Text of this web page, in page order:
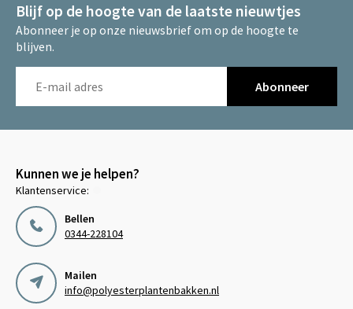
Blijf op de hoogte van de laatste nieuwtjes
Abonneer je op onze nieuwsbrief om op de hoogte te
blijven.
Abonneer
Kunnen we je helpen?
Klantenservice:
Bellen
0344-228104
Mailen
info@polyesterplantenbakken.nl